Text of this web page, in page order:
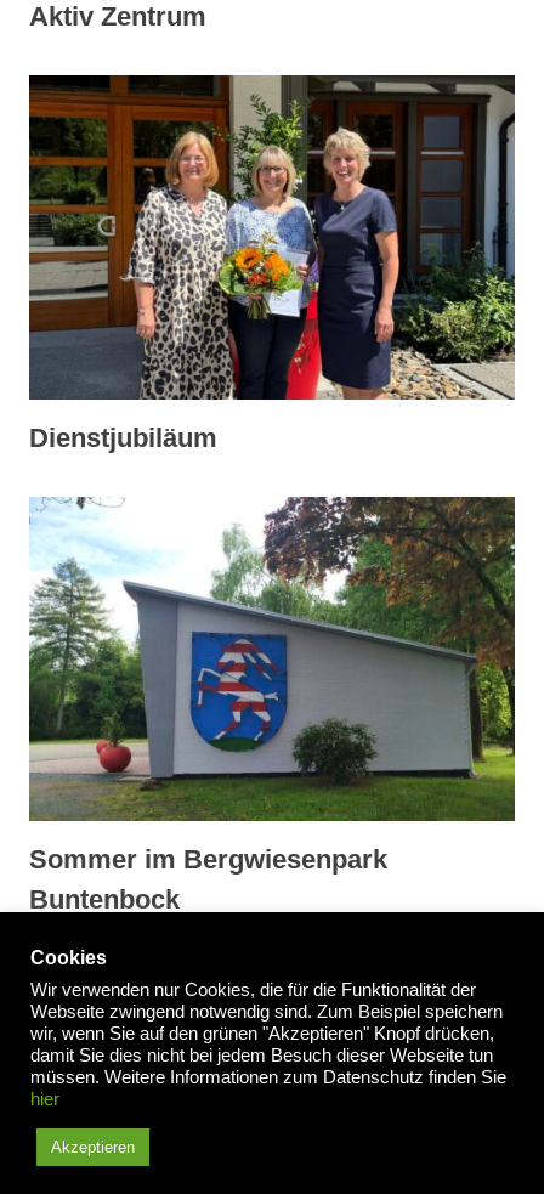
Aktiv Zentrum
Dienstjubiläum
Sommer im Bergwiesenpark
Buntenbock
Impressum/Datenschutzerklärung
Weitere Informationen über den Tourismus im Oberharz
Cookies
Wir verwenden nur Cookies, die für die Funktionalität der
Webseite zwingend notwendig sind. Zum Beispiel speichern
wir, wenn Sie auf den grünen "Akzeptieren" Knopf drücken,
damit Sie dies nicht bei jedem Besuch dieser Webseite tun
müssen. Weitere Informationen zum Datenschutz finden Sie
hier
Akzeptieren